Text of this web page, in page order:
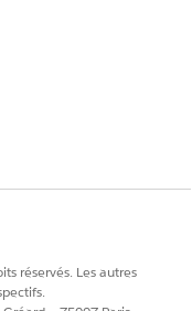
réservés. Les autres